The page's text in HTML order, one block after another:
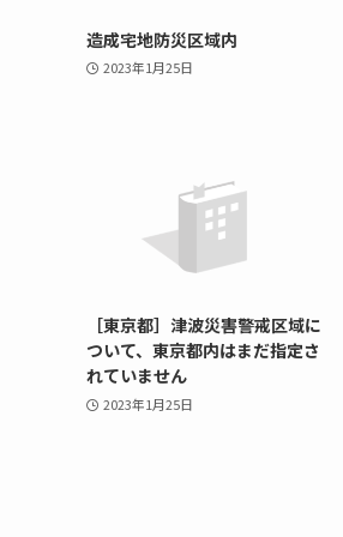
造成宅地防災区域内
2023年1月25日
［東京都］津波災害警戒区域に
ついて、東京都内はまだ指定さ
れていません
2023年1月25日